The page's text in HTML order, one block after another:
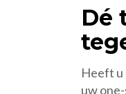
Dé
Heeft u
uw